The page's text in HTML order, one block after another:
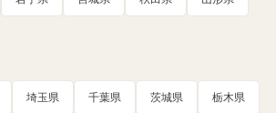
埼玉県 千葉県 茨城県 栃木県